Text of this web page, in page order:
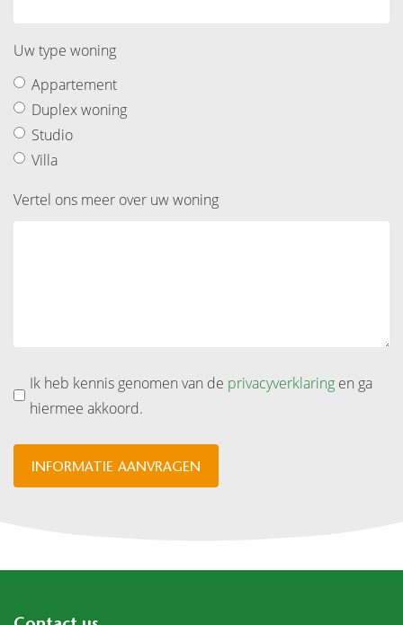
Uw type woning
Appartement
Duplex woning
Studio
Villa
Vertel ons meer over uw woning
Ik heb kennis genomen van de privacyverklaring en ga
hiermee akkoord.
INFORMATIE AANVRAGEN